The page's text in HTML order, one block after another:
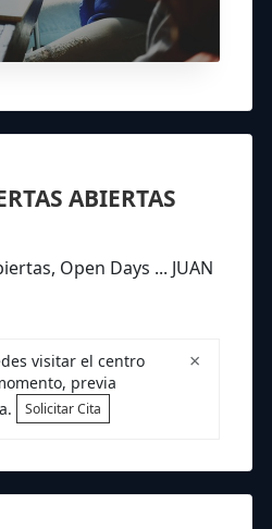
ABIERTAS
Open Days ... JUAN
×
visitar el centro
previa
Solicitar Cita